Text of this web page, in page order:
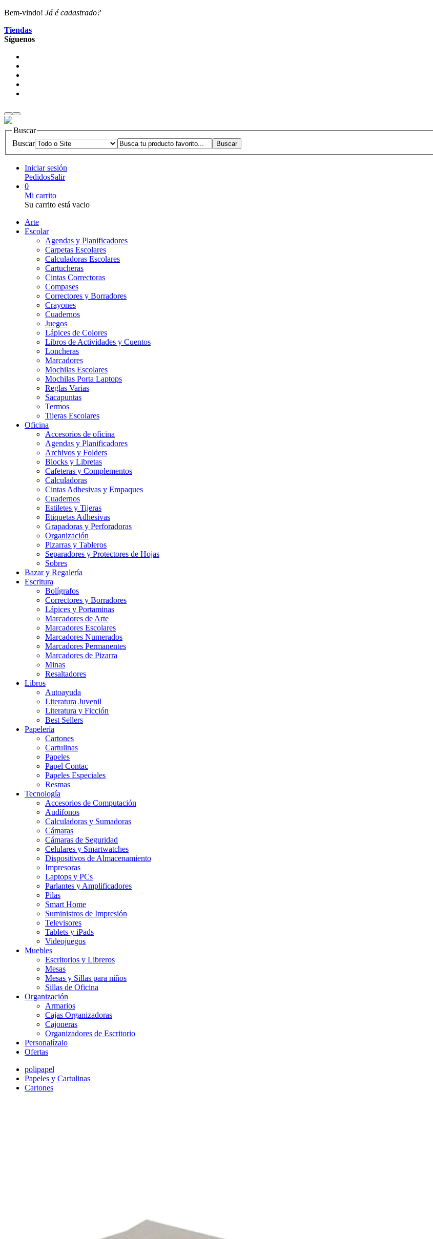
Bem-vindo! Já é cadastrado?
Tiendas
Síguenos
Buscar
Buscar
Iniciar sesión
PedidosSalir
0
Mi carrito
Su carrito está vacio
Arte
Escolar
Agendas y Planificadores
Carpetas Escolares
Calculadoras Escolares
Cartucheras
Cintas Correctoras
Compases
Correctores y Borradores
Crayones
Cuadernos
Juegos
Lápices de Colores
Libros de Actividades y Cuentos
Loncheras
Marcadores
Mochilas Escolares
Mochilas Porta Laptops
Reglas Varias
Sacapuntas
Termos
Tijeras Escolares
Oficina
Accesorios de oficina
Agendas y Planificadores
Archivos y Folders
Blocks y Libretas
Cafeteras y Complementos
Calculadoras
Cintas Adhesivas y Empaques
Cuadernos
Estiletes y Tijeras
Etiquetas Adhesivas
Grapadoras y Perforadoras
Organización
Pizarras y Tableros
Separadores y Protectores de Hojas
Sobres
Bazar y Regalería
Escritura
Bolígrafos
Correctores y Borradores
Lápices y Portaminas
Marcadores de Arte
Marcadores Escolares
Marcadores Numerados
Marcadores Permanentes
Marcadores de Pizarra
Minas
Resaltadores
Libros
Autoayuda
Literatura Juvenil
Literatura y Ficción
Best Sellers
Papelería
Cartones
Cartulinas
Papeles
Papel Contac
Papeles Especiales
Resmas
Tecnología
Accesorios de Computación
Audífonos
Calculadoras y Sumadoras
Cámaras
Cámaras de Seguridad
Celulares y Smartwatches
Dispositivos de Almacenamiento
Impresoras
Laptops y PCs
Parlantes y Amplificadores
Pilas
Smart Home
Suministros de Impresión
Televisores
Tablets y iPads
Videojuegos
Muebles
Escritorios y Libreros
Mesas
Mesas y Sillas para niños
Sillas de Oficina
Organización
Armarios
Cajas Organizadoras
Cajoneras
Organizadores de Escritorio
Personalízalo
Ofertas
polipapel
Papeles y Cartulinas
Cartones